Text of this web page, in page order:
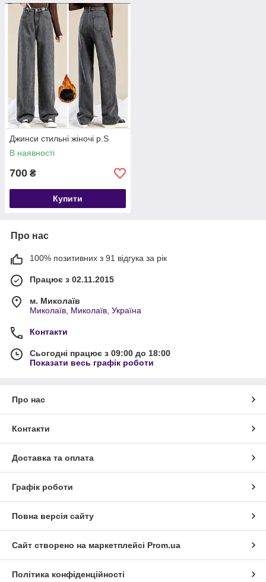
Джинси стильні жіночі р.S
В наявності
700 ₴
Купити
Про нас
100% позитивних з 91 відгука за рік
Працює з 02.11.2015
м. Миколаїв
Миколаїв, Миколаїв, Україна
Контакти
Сьогодні працює з 09:00 до 18:00
Показати весь графік роботи
Про нас
Контакти
Доставка та оплата
Графік роботи
Повна версія сайту
Сайт створено на маркетплейсі Prom.ua
Політика конфіденційності